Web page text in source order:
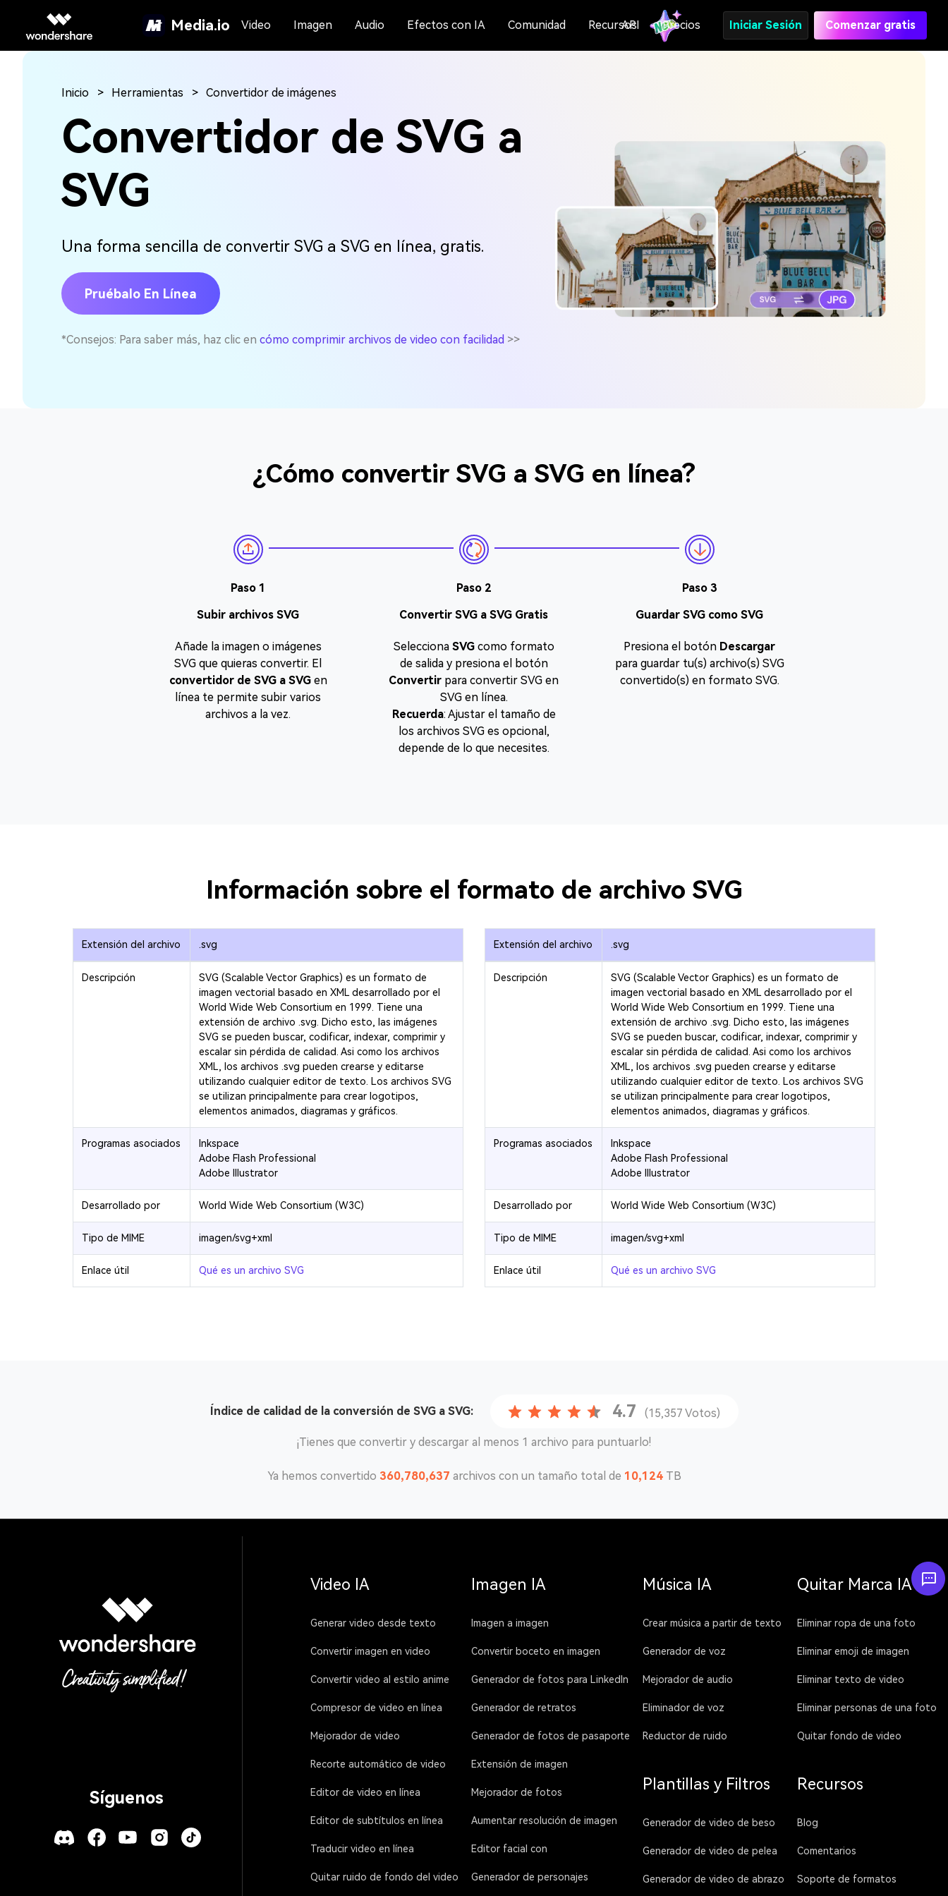
Media.io Video Imagen Audio Efectos con IA Comunidad Recursos
API Precios Iniciar Sesión Comenzar gratis
Convertidor de SVG a
SVG
Una forma sencilla de convertir SVG a SVG en línea, gratis.
Pruébalo En Línea
*Consejos: Para saber más, haz clic en cómo comprimir archivos de video con facilidad >>
Inicio Herramientas Convertidor de imágenes
¿Cómo convertir SVG a SVG en línea?
Paso 1
Subir archivos SVG
Añade la imagen o imágenes
SVG que quieras convertir. El
convertidor de SVG a SVGen
línea te permite subir varios
archivos a la vez.
Paso 2
Convertir SVG a SVG Gratis
Selecciona SVG como formato
de salida y presiona el botón
Convertir para convertir SVG en
SVG en línea.
Recuerda: Ajustar el tamaño de
los archivos SVG es opcional,
depende de lo que necesites.
Paso 3
Guardar SVG como SVG
Presiona el botón Descargar
para guardar tu(s) archivo(s) SVG
convertido(s) en formato SVG.
Información sobre el formato de archivo SVG
Extensión del archivo .svg
Descripción
SVG (Scalable Vector Graphics) es un formato de
imagen vectorial basado en XML desarrollado por el
World Wide Web Consortium en 1999. Tiene una
extensión de archivo .svg. Dicho esto, las imágenes
SVG se pueden buscar, codificar, indexar, comprimir y
escalar sin pérdida de calidad. Asi como los archivos
XML, los archivos .svg pueden crearse y editarse
utilizando cualquier editor de texto. Los archivos SVG
se utilizan principalmente para crear logotipos,
elementos animados, diagramas y gráficos.
Programas asociados
Inkspace
Adobe Flash Professional
Adobe Illustrator
Desarrollado por World Wide Web Consortium (W3C)
Tipo de MIME imagen/svg+xml
Enlace útil Qué es un archivo SVG
Extensión del archivo .svg
Descripción
SVG (Scalable Vector Graphics) es un formato de
imagen vectorial basado en XML desarrollado por el
World Wide Web Consortium en 1999. Tiene una
extensión de archivo .svg. Dicho esto, las imágenes
SVG se pueden buscar, codificar, indexar, comprimir y
escalar sin pérdida de calidad. Asi como los archivos
XML, los archivos .svg pueden crearse y editarse
utilizando cualquier editor de texto. Los archivos SVG
se utilizan principalmente para crear logotipos,
elementos animados, diagramas y gráficos.
Programas asociados
Inkspace
Adobe Flash Professional
Adobe Illustrator
Desarrollado por World Wide Web Consortium (W3C)
Tipo de MIME imagen/svg+xml
Enlace útil Qué es un archivo SVG
Índice de calidad de la conversión de SVG a SVG: 4.7 (15,357 Votos)
¡Tienes que convertir y descargar al menos 1 archivo para puntuarlo!
Ya hemos convertido 360,780,637 archivos con un tamaño total de 10,124TB
Síguenos
Video IA
Generar video desde texto
Convertir imagen en video
Convertir video al estilo anime
Compresor de video en línea
Mejorador de video
Recorte automático de video
Editor de video en línea
Editor de subtítulos en línea
Traducir video en línea
Quitar ruido de fondo del video
Imagen IA
Imagen a imagen
Convertir boceto en imagen
Generador de fotos para LinkedIn
Generador de retratos
Generador de fotos de pasaporte
Extensión de imagen
Mejorador de fotos
Aumentar resolución de imagen
Editor facial con
Generador de personajes
Música IA
Crear música a partir de texto
Generador de voz
Mejorador de audio
Eliminador de voz
Reductor de ruido
Plantillas y Filtros
Generador de video de beso
Generador de video de pelea
Generador de video de abrazo
Quitar Marca IA
Eliminar ropa de una foto
Eliminar emoji de imagen
Eliminar texto de video
Eliminar personas de una foto
Quitar fondo de video
Recursos
Blog
Comentarios
Soporte de formatos